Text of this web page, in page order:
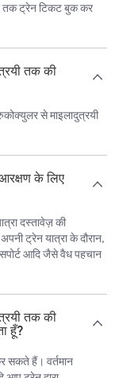
तक ट्रेन टिकट बुक कर
तक की
से माइलादुत्रयी
के लिए
दस्तावेज़ की
ट्रेन यात्रा के दौरान,
आदि जैसे वैध पहचान
तक की
हूँ?
सकते हैं। वर्तमान